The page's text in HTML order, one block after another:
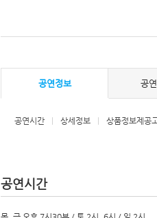
공연정보 공
공연시간 상세정보 상품정보제공
공연시간